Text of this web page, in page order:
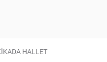
HALLET